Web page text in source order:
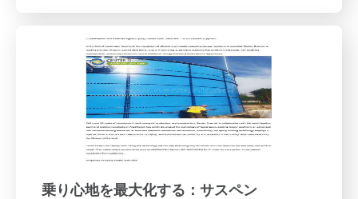
ょう。
践がストレスや不安を減少させ、集中力と感情
ーイングをどのように高めるかを探ります。定
期的な瞑想の科学的利益と、身体的および精神
的健康へのポジティブな影響を学びましょう。
より豊かでバランスの取れた生活を育むための
マインドフルネスの旅に参加しましょう。
乗り心地を最大化する：サスペン